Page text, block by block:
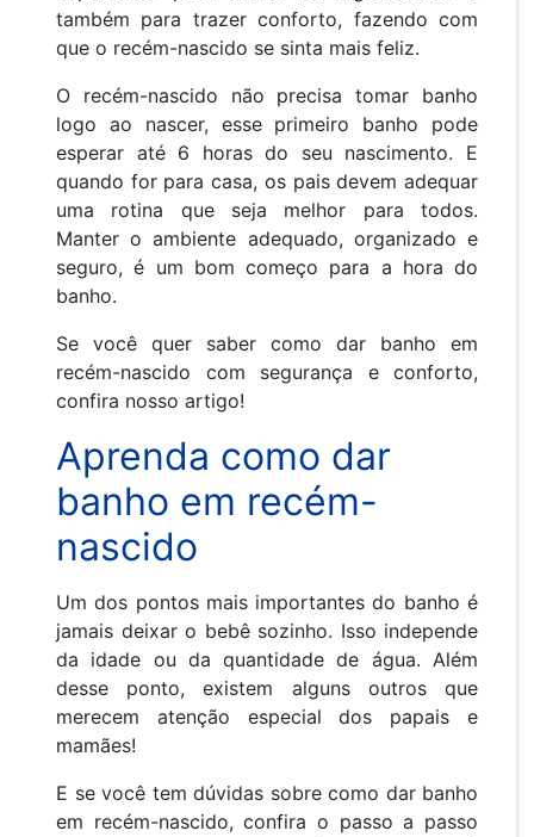
também para trazer conforto, fazendo com
que o recém-nascido se sinta mais feliz.
O recém-nascido não precisa tomar banho
logo ao nascer, esse primeiro banho pode
esperar até 6 horas do seu nascimento. E
quando for para casa, os pais devem adequar
uma rotina que seja melhor para todos.
Manter o ambiente adequado, organizado e
seguro, é um bom começo para a hora do
banho.
Se você quer saber como dar banho em
recém-nascido com segurança e conforto,
confira nosso artigo!
Aprenda como dar
banho em recém-
nascido
Um dos pontos mais importantes do banho é
jamais deixar o bebê sozinho. Isso independe
da idade ou da quantidade de água. Além
desse ponto, existem alguns outros que
merecem atenção especial dos papais e
mamães!
E se você tem dúvidas sobre como dar banho
em recém-nascido, confira o passo a passo